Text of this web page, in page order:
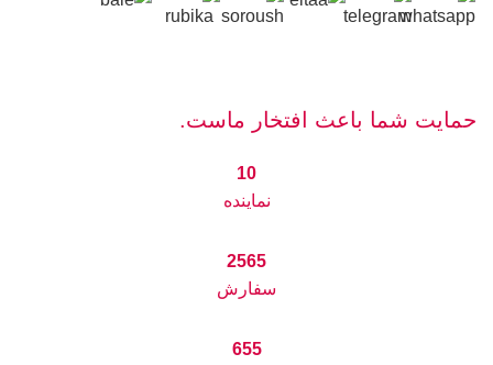
حمایت شما باعث افتخار ماست.
10
نماینده
2565
سفارش
655